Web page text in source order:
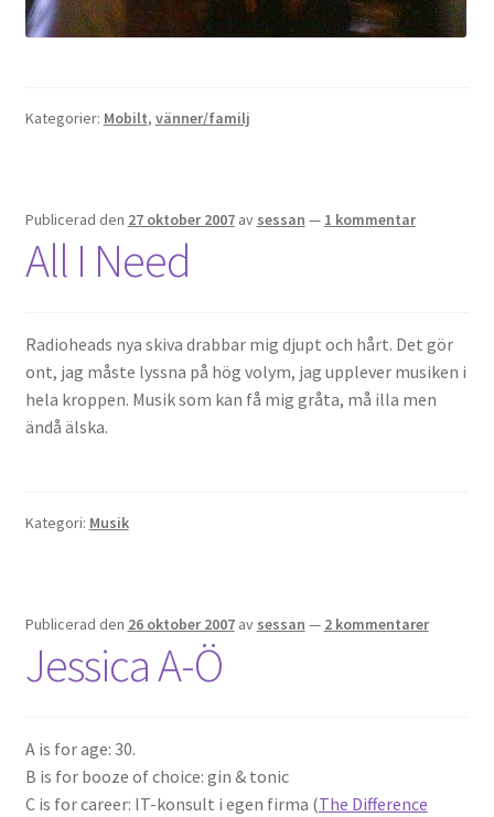
Mitt konto
Webbutik
Kategorier: Mobilt, vänner/familj
Publicerad den 27 oktober 2007 av sessan — 1 kommentar
All I Need
Radioheads nya skiva drabbar mig djupt och hårt. Det gör
ont, jag måste lyssna på hög volym, jag upplever musiken i
hela kroppen. Musik som kan få mig gråta, må illa men
ändå älska.
Kategori: Musik
Publicerad den 26 oktober 2007 av sessan — 2 kommentarer
Jessica A-Ö
A is for age: 30.
B is for booze of choice: gin & tonic
C is for career: IT-konsult i egen firma (The Difference